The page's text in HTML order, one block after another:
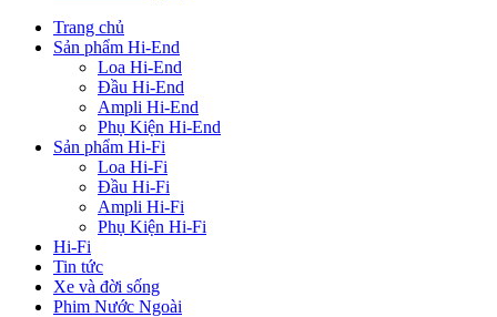
Trang chủ
Sản phẩm Hi-End
Loa Hi-End
Đầu Hi-End
Ampli Hi-End
Phụ Kiện Hi-End
Sản phẩm Hi-Fi
Loa Hi-Fi
Đầu Hi-Fi
Ampli Hi-Fi
Phụ Kiện Hi-Fi
Hi-Fi
Tin tức
Xe và đời sống
Phim Nước Ngoài